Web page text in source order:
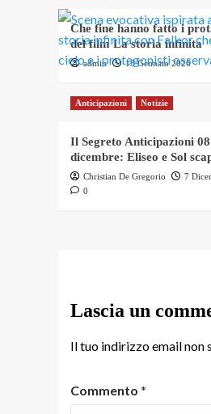
Che fine hanno fatto i
del film La storia infinita
admin 13 Gennaio 2026
Anticipazioni Notizie
Il Segreto Anticipazioni 08
dicembre: Eliseo e Sol
Christian De Gregorio
7
0
Lascia un
Il tuo indirizzo email non
Commento *